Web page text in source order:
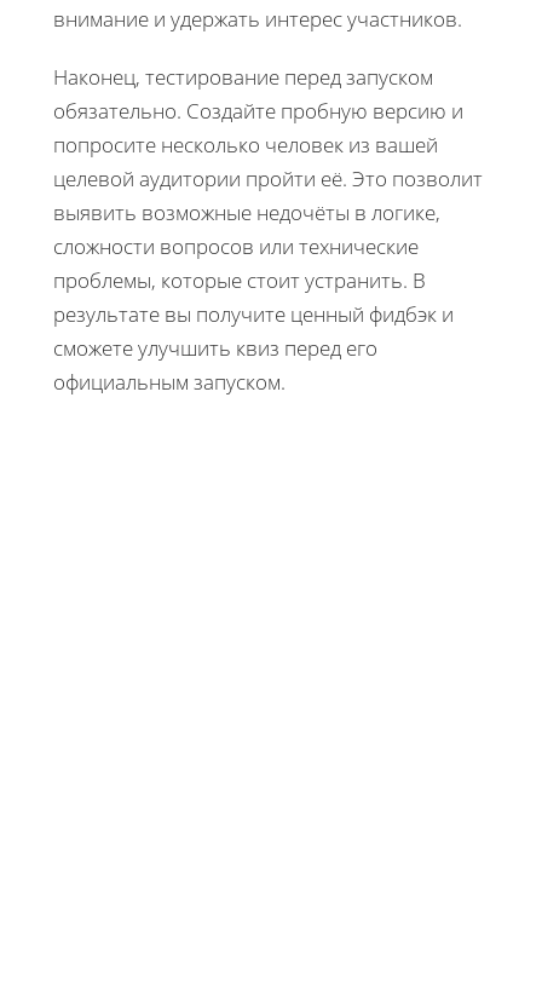
внимание и удержать интерес участников.
Наконец, тестирование перед запуском
обязательно. Создайте пробную версию и
попросите несколько человек из вашей
целевой аудитории пройти её. Это позволит
выявить возможные недочёты в логике,
сложности вопросов или технические
проблемы, которые стоит устранить. В
результате вы получите ценный фидбэк и
сможете улучшить квиз перед его
официальным запуском.